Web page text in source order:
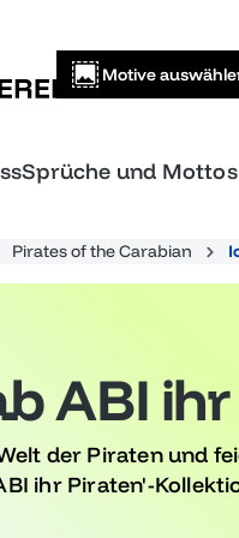
Motive
Sprüche und Mottos
Pirates of the Carabian
ABI
der Piraten und
ihr Piraten'-
und